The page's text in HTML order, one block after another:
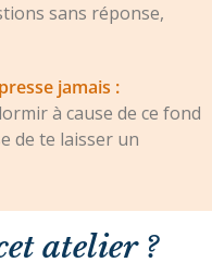
sans réponse,
jamais :
à cause de ce fond
de te laisser un
atelier ?